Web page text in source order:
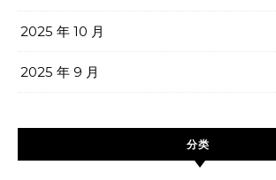
2025 年 10 月
2025 年 9 月
分类